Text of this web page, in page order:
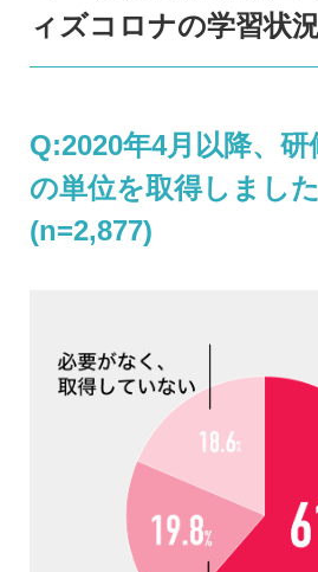
ィズコロナの学習状
Q:2020年4月以降、
の単位を取得しまし
(n=2,877)